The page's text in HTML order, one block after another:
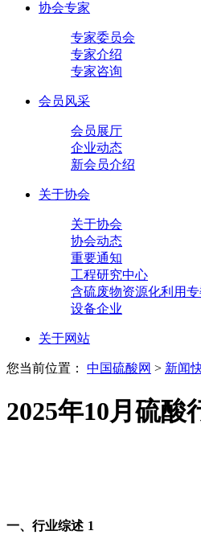
协会专家
专家委员会
专家介绍
专家咨询
会员风采
会员展厅
企业动态
新会员介绍
关于协会
关于协会
协会动态
重要通知
工程研究中心
含硫废物资源化利用
设备企业
关于网站
您当前位置： 中国硫酸网 > 新闻
2025年10月硫酸
一、行业综述 1